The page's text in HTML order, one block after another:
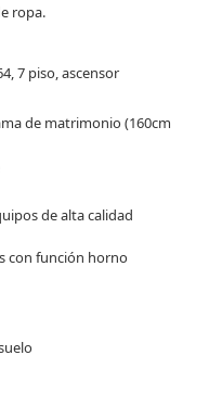
ropa.
7 piso, ascensor
de matrimonio (160cm
de alta calidad
con función horno